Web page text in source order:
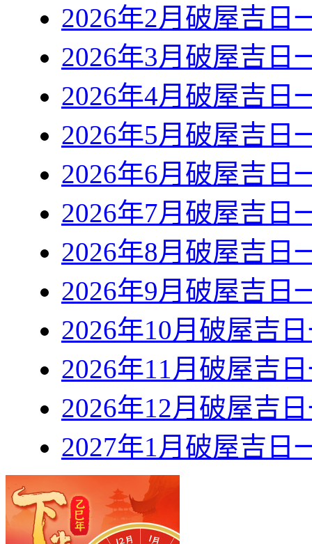
2026年2月破屋吉日
2026年3月破屋吉日
2026年4月破屋吉日
2026年5月破屋吉日
2026年6月破屋吉日
2026年7月破屋吉日
2026年8月破屋吉日
2026年9月破屋吉日
2026年10月破屋吉
2026年11月破屋吉
2026年12月破屋吉
2027年1月破屋吉日